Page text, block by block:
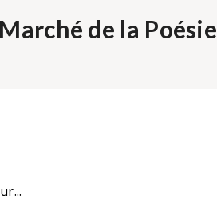
de la Poésie